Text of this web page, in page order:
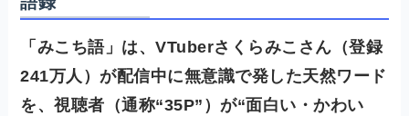
「みこち語」は、VTuberさくらみこさん（登録
241万人）が配信中に無意識で発した天然ワード
を、視聴者（通称“35P”）が“面白い・かわい